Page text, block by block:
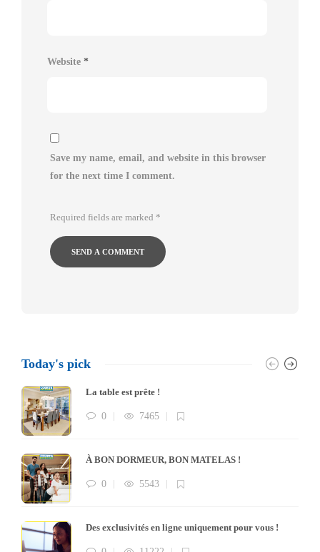
Website *
Save my name, email, and website in this browser
for the next time I comment.
Required fields are marked *
Today's pick
La table est prête !
0 7465
À BON DORMEUR, BON MATELAS !
0 5543
Des exclusivités en ligne uniquement pour vous !